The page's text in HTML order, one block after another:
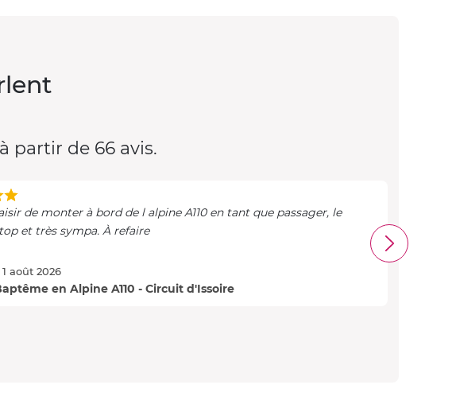
partir de 66 avis.
de monter à bord de l alpine A110 en tant que passager, le
et très sympa. À refaire
août 2026
en Alpine A110 - Circuit d'Issoire